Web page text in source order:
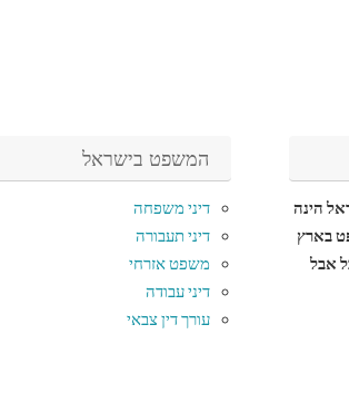
המשפט בישראל
דיני משפחה
דיני תעבורה
משפט אזרחי
דיני עבודה
עורך דין צבאי
הינה
בארץ
אבל